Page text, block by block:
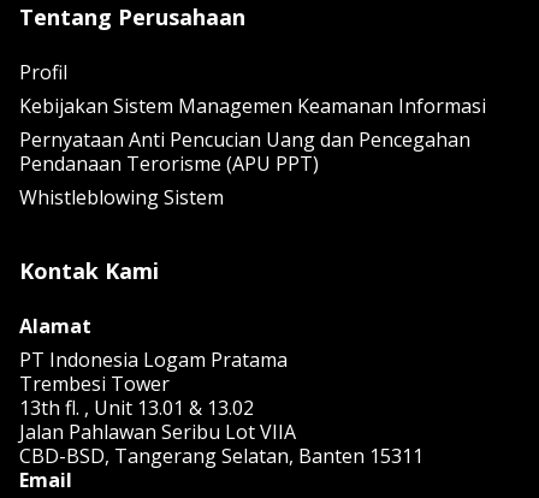
Tentang Perusahaan
Profil
Kebijakan Sistem Managemen Keamanan Informasi
Pernyataan Anti Pencucian Uang dan Pencegahan
Pendanaan Terorisme (APU PPT)
Whistleblowing Sistem
Kontak Kami
Alamat
PT Indonesia Logam Pratama
Trembesi Tower
13th fl. , Unit 13.01 & 13.02
Jalan Pahlawan Seribu Lot VIIA
CBD-BSD, Tangerang Selatan, Banten 15311
Email